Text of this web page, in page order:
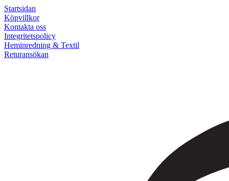
Startsidan
Köpvillkor
Kontakta oss
Integritetspolicy
Heminredning & Textil
Returansökan